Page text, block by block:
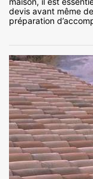
devis avant même
préparation